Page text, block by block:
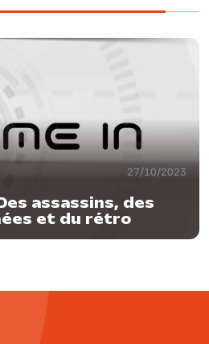
27/10/2023
assassins, des
et du rétro